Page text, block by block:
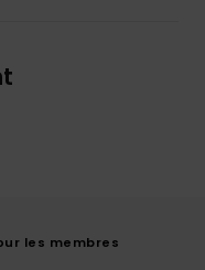
les membres